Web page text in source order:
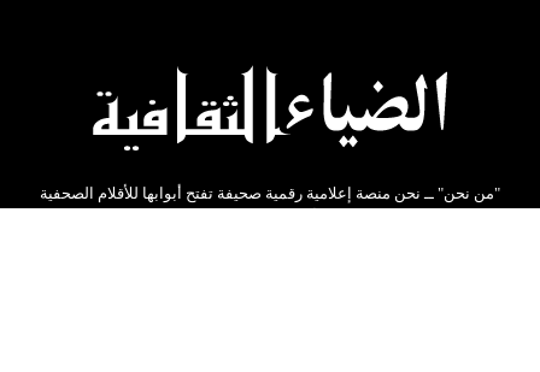
"من نحن" ــ نحن منصة إعلامية رقمية صحيفة تفتح أبوابها للأقلام الصحفية